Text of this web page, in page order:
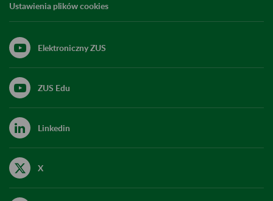
Ustawienia plików cookies
Elektroniczny ZUS
ZUS Edu
Linkedin
X